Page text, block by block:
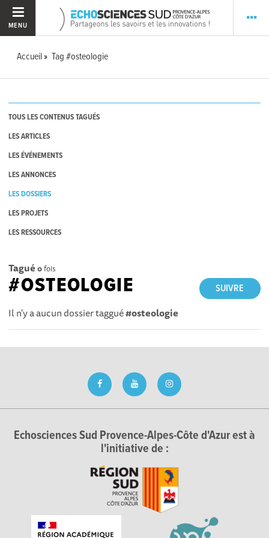
MENU
Accueil Tag #osteologie
TOUS LES CONTENUS TAGUÉS
LES ARTICLES
LES ÉVÉNEMENTS
LES ANNONCES
LES DOSSIERS
LES PROJETS
LES RESSOURCES
Tagué 0fois
SUIVRE
#OSTEOLOGIE
Il n'y a aucun dossier taggué#osteologie
Echosciences Sud Provence-Alpes-Côte d'Azur est à
l'initiative de :